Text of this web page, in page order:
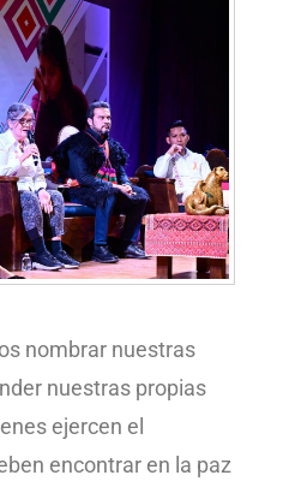
nombrar nuestras
nuestras propias
ejercen el
encontrar en la paz